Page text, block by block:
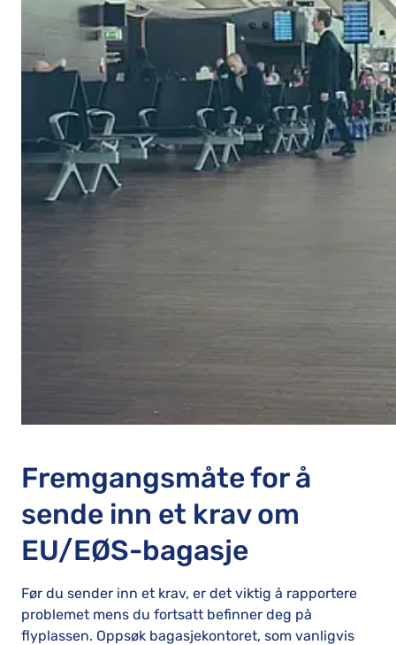
Fremgangsmåte for å
sende inn et krav om
EU/EØS-bagasje
Før du sender inn et krav, er det viktig å rapportere
problemet mens du fortsatt befinner deg på
flyplassen. Oppsøk bagasjekontoret, som vanligvis